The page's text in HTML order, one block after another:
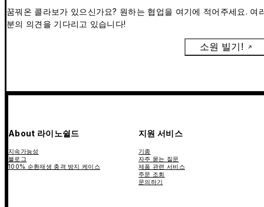
꿈꿔온 콜라보가 있으신가요? 원하는 협업을 여기에 적어주세요. 여
분의 의견을 기다리고 있습니다!
소원 빌기!
About 라이노쉴드
지속가능성
블로그
100% 순환재생 충격 방지 케이스
지원 서비스
기종
자주 묻는 질문
제품 관련 서비스
주문 조회
문의하기